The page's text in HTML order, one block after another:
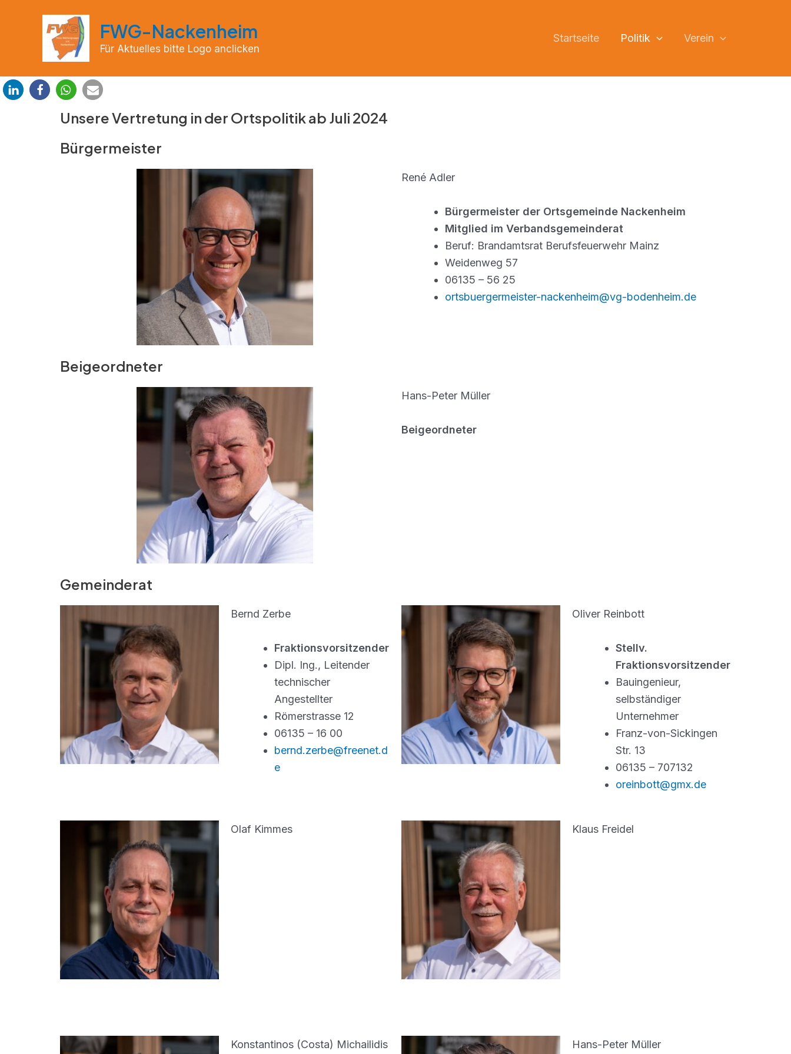
FWG-Nackenheim
Für Aktuelles bitte Logo anclicken
Startseite Politik Verein
Unsere Vertretung in der Ortspolitik ab Juli 2024
Bürgermeister
René Adler
Bürgermeister der Ortsgemeinde Nackenheim
Mitglied im Verbandsgemeinderat
Beruf: Brandamtsrat Berufsfeuerwehr Mainz
Weidenweg 57
06135 – 56 25
ortsbuergermeister-nackenheim@vg-bodenheim.de
Beigeordneter
Hans-Peter Müller
Beigeordneter
Gemeinderat
Bernd Zerbe
Fraktionsvorsitzender
Dipl. Ing., Leitender
technischer
Angestellter
Römerstrasse 12
06135 – 16 00
bernd.zerbe@freenet.d
e
Oliver Reinbott
Stellv.
Fraktionsvorsitzender
Bauingenieur,
selbständiger
Unternehmer
Franz-von-Sickingen
Str. 13
06135 – 707132
oreinbott@gmx.de
Olaf Kimmes Klaus Freidel
Konstantinos (Costa) Michailidis Hans-Peter Müller